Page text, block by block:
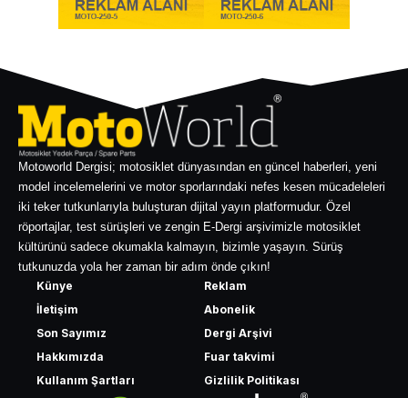
Motoworld Dergisi; motosiklet dünyasından en güncel haberleri, yeni
model incelemelerini ve motor sporlarındaki nefes kesen mücadeleleri
iki teker tutkunlarıyla buluşturan dijital yayın platformudur. Özel
röportajlar, test sürüşleri ve zengin E-Dergi arşivimizle motosiklet
kültürünü sadece okumakla kalmayın, bizimle yaşayın. Sürüş
tutkunuzda yola her zaman bir adım önde çıkın!
Künye
İletişim
Son Sayımız
Hakkımızda
Kullanım Şartları
Reklam
Abonelik
Dergi Arşivi
Fuar takvimi
Gizlilik Politikası